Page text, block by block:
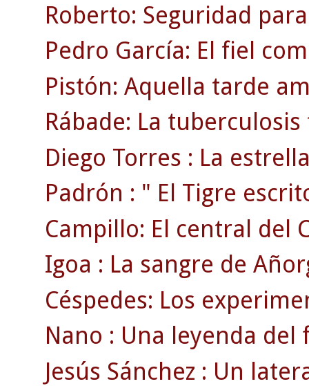
Roberto: Seguridad
Pedro García: El fiel
Pistón: Aquella tarde
Rábade: La
Diego Torres : La
Padrón : " El Tigre
Campillo: El central del
Igoa : La sangre de
Céspedes: Los
Nano : Una leyenda
Jesús Sánchez : Un